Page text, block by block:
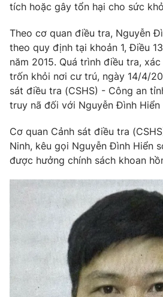
Phim VTV
Hậu trường
Nhân vật
Khán giả
Giải sao mai
Điện ảnh
Âm nhạc
Sao
Đời sống
Du lịch
Làm đẹp
Chất lượng cuộc sống
Giáo dục
Tuyển sinh
Học trực tuyến
Hitech Công nghệ tương lai
Thị trường
Tư vấn
Giao lưu trực tuyến
Lịch phát sóng
Chuyên mục khác
Emagazine
Photo
tích hoặc gây tổn hại cho sức
Theo cơ quan điều tra, Nguyễn
theo quy định tại khoản 1, Điều
năm 2015. Quá trình điều tra,
trốn khỏi nơi cư trú, ngày 14/4/
sát điều tra (CSHS) - Công an
truy nã đối với Nguyễn Đình
Cơ quan Cảnh sát điều tra
Ninh, kêu gọi Nguyễn Đình Hiển
được hưởng chính sách khoan